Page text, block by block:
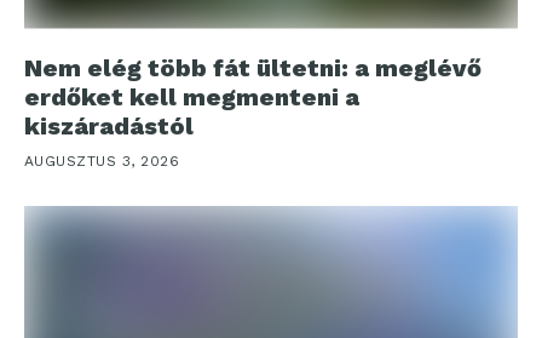
Nem elég több fát ültetni: a meglévő
erdőket kell megmenteni a
kiszáradástól
AUGUSZTUS 3, 2026